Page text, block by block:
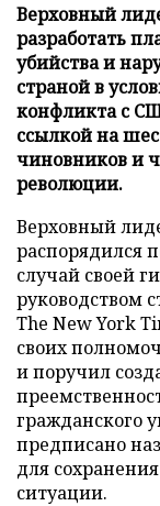
Верховный
разработать
убийства и
страной в
конфликта с
ссылкой на
чиновников и
революции.
Верховный
распорядился
случай своей
руководством
The New York
своих
и поручил
гражданского
предписано
для
ситуации.